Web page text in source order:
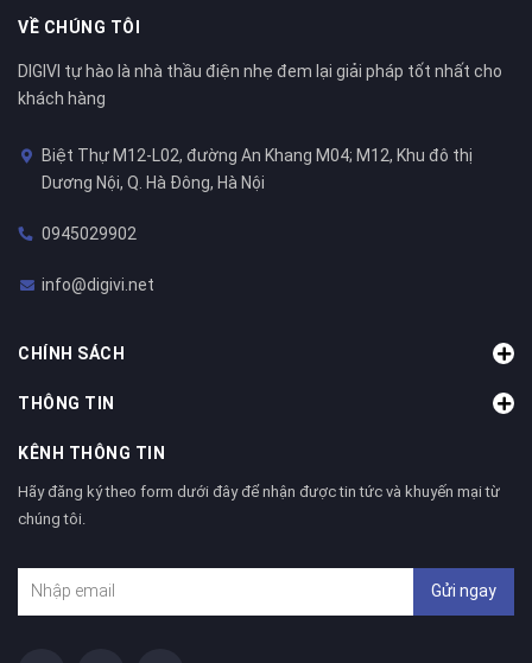
VỀ CHÚNG TÔI
DIGIVI tự hào là nhà thầu điện nhẹ đem lại giải pháp tốt nhất cho
khách hàng
Biệt Thự M12-L02, đường An Khang M04; M12, Khu đô thị
Dương Nội, Q. Hà Đông, Hà Nội
0945029902
info@digivi.net
CHÍNH SÁCH
THÔNG TIN
KÊNH THÔNG TIN
Hãy đăng ký theo form dưới đây để nhận được tin tức và khuyến mại từ
chúng tôi.
Gửi ngay